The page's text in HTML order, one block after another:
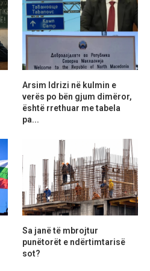
Arsim Idrizi në kulmin e
verës po bën gjum dimëror,
është rrethuar me tabela
pa...
Sa janë të mbrojtur
punëtorët e ndërtimtarisë
sot?